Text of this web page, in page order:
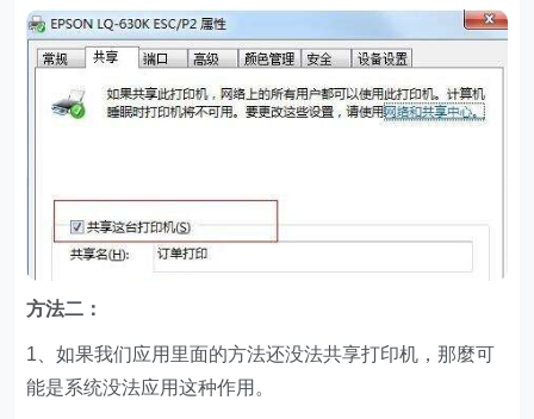
方法二：
1、如果我们应用里面的方法还没法共享打印机，那麼可
能是系统没法应用这种作用。